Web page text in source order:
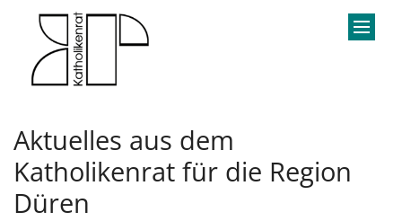
Zum Inhalt springen
Aktuelles aus dem
Katholikenrat für die Region
Düren